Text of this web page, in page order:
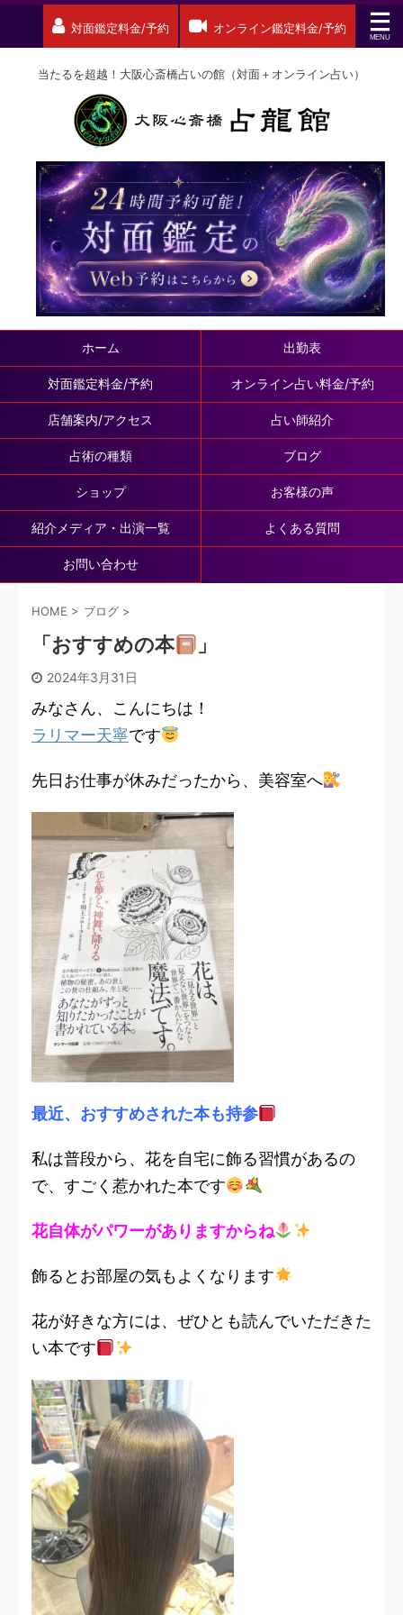
対面鑑定料金/予約 オンライン鑑定料金/予約
当たるを超越！大阪心斎橋占いの館（対面＋オンライン占い）
ホーム 出勤表
対面鑑定料金/予約 オンライン占い料金/予約
店舗案内/アクセス 占い師紹介
占術の種類 ブログ
ショップ お客様の声
紹介メディア・出演一覧 よくある質問
お問い合わせ
HOME > ブログ >
「おすすめの本 」
2024年3月31日
みなさん、こんにちは！
ラリマー天寧です
先日お仕事が休みだったから、美容室へ
最近、おすすめされた本も持参
私は普段から、花を自宅に飾る習慣があるの
で、すごく惹かれた本です
花自体がパワーがありますからね
飾るとお部屋の気もよくなります
花が好きな方には、ぜひとも読んでいただきた
い本です